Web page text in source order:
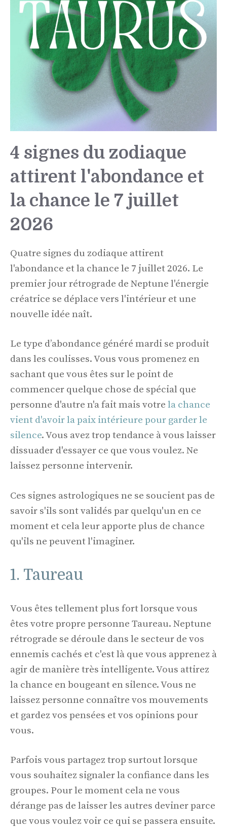
4 signes du zodiaque
attirent l'abondance et
la chance le 7 juillet
2026
Quatre signes du zodiaque attirent
l'abondance et la chance le 7 juillet 2026. Le
premier jour rétrograde de Neptune l'énergie
créatrice se déplace vers l'intérieur et une
nouvelle idée naît.
Le type d’abondance généré mardi se produit
dans les coulisses. Vous vous promenez en
sachant que vous êtes sur le point de
commencer quelque chose de spécial que
personne d'autre n'a fait mais votre la chance
vient d'avoir la paix intérieure pour garder le
silence. Vous avez trop tendance à vous laisser
dissuader d'essayer ce que vous voulez. Ne
laissez personne intervenir.
Ces signes astrologiques ne se soucient pas de
savoir s'ils sont validés par quelqu'un en ce
moment et cela leur apporte plus de chance
qu'ils ne peuvent l'imaginer.
1. Taureau
Vous êtes tellement plus fort lorsque vous
êtes votre propre personne Taureau. Neptune
rétrograde se déroule dans le secteur de vos
ennemis cachés et c'est là que vous apprenez à
agir de manière très intelligente. Vous attirez
la chance en bougeant en silence. Vous ne
laissez personne connaître vos mouvements
et gardez vos pensées et vos opinions pour
vous.
Parfois vous partagez trop surtout lorsque
vous souhaitez signaler la confiance dans les
groupes. Pour le moment cela ne vous
dérange pas de laisser les autres deviner parce
que vous voulez voir ce qui se passera ensuite.